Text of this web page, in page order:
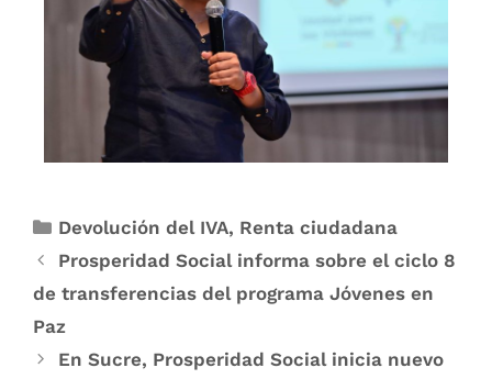
Devolución del IVA, Renta ciudadana
Prosperidad Social informa sobre el ciclo 8
de transferencias del programa Jóvenes en
Paz
En Sucre, Prosperidad Social inicia nuevo